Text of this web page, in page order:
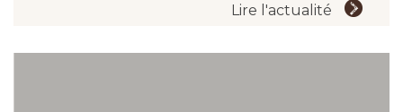
Lire l'actualité